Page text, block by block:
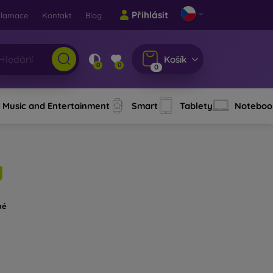
Kontakt Blog Přihlásit
0 0 0
Košík
Music and Entertainment Smart Tablety